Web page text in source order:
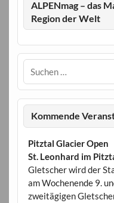
ALPENmag – das
Region der Welt
Kommende
Pitztal Glacier Open
St. Leonhard im
Gletscher wird der
am Wochenende 9.
zweitägigen